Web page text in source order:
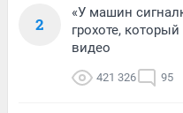
2
«У машин
грохоте,
видео
421 326 95